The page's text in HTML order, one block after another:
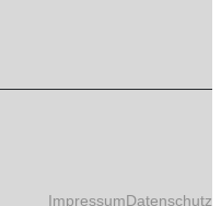
ImpressumDatenschutz